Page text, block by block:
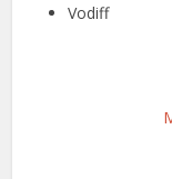
Vodiff